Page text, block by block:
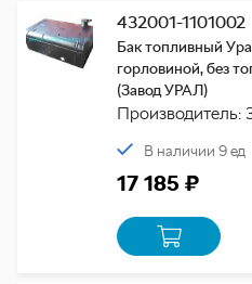
432001-1101002
Бак топливный
горловиной, без
(Завод УРАЛ)
Производитель:
В наличии 9 ед
17 185 ₽